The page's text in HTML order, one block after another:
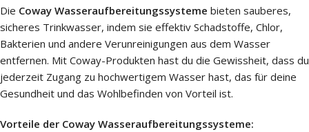
Die Coway Wasseraufbereitungssysteme bieten sauberes,
sicheres Trinkwasser, indem sie effektiv Schadstoffe, Chlor,
Bakterien und andere Verunreinigungen aus dem Wasser
entfernen. Mit Coway-Produkten hast du die Gewissheit, dass du
jederzeit Zugang zu hochwertigem Wasser hast, das für deine
Gesundheit und das Wohlbefinden von Vorteil ist.
Vorteile der Coway Wasseraufbereitungssysteme: